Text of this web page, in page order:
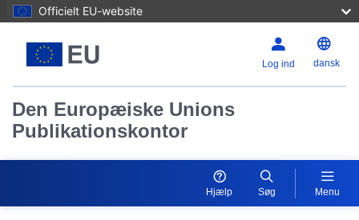
Officielt EU-website
Log ind dansk
Den Europæiske Unions
Publikationskontor
Hjælp Søg Menu